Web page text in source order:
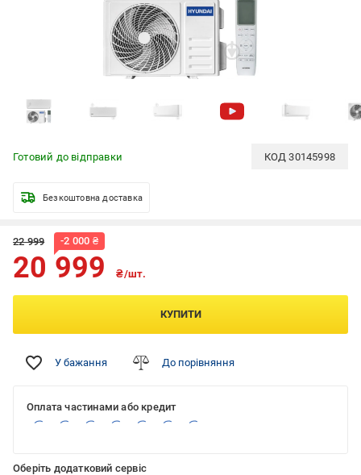
Готовий до відправки КОД30145998
Безкоштовна доставка
22 999 -2 000 ₴
20 999 ₴/шт.
КУПИТИ
У бажання До порівняння
Оплата частинами або кредит
Оберіть додатковий сервіс